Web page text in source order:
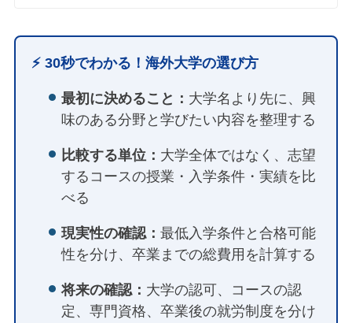
⚡️ 30秒でわかる！海外大学の選び方
最初に決めること： 大学名より先に、興
味のある分野と学びたい内容を整理する
比較する単位： 大学全体ではなく、志望
するコースの授業・入学条件・実績を比
べる
現実性の確認： 最低入学条件と合格可能
性を分け、卒業までの総費用を計算する
将来の確認： 大学の認可、コースの認
定、専門資格、卒業後の就労制度を分け